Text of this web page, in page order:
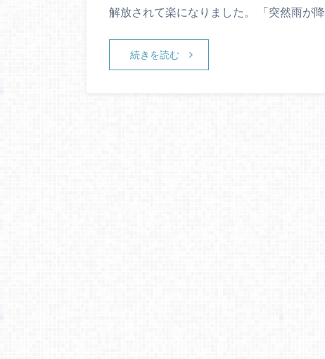
解放されて楽になりました。 「突然雨が
続きを読む